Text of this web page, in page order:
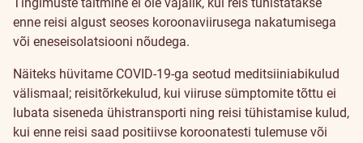
enne reisi algust seoses koroonaviirusega nakatumisega
või eneseisolatsiooni nõudega.
Näiteks hüvitame COVID-19-ga seotud meditsiiniabikulud
välismaal; reisitõrkekulud, kui viiruse sümptomite tõttu ei
lubata siseneda ühistransporti ning reisi tühistamise kulud,
kui enne reisi saad positiivse koroonatesti tulemuse või